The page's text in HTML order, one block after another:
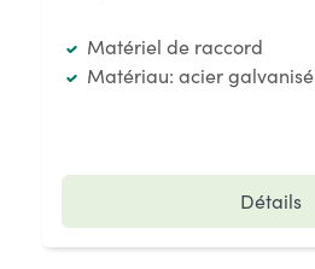
Matériel de raccord
Matériau: acier galvanisé
Détails